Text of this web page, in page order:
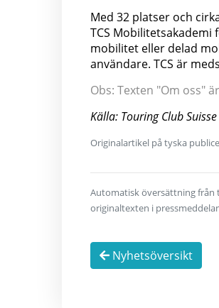
Med 32 platser och
TCS
mobilitet eller delad
användare. TCS är
Obs: Texten "Om oss"
Källa: Touring Club
Originalartikel på tyska
Automatisk översättning från
originaltexten i
Nyhetsöversikt